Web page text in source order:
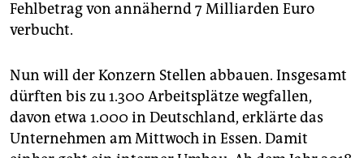
Fehlbetrag von annähernd 7 Milliarden Euro
verbucht.
Nun will der Konzern Stellen abbauen. Insgesamt
dürften bis zu 1.300 Arbeitsplätze wegfallen,
davon etwa 1.000 in Deutschland, erklärte das
Unternehmen am Mittwoch in Essen. Damit